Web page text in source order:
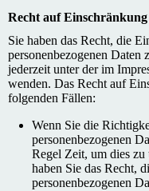
Recht auf
Sie haben das Recht, die
personenbezogenen Daten
jederzeit unter der im
wenden. Das Recht auf
folgenden Fällen:
Wenn Sie die
personenbezogenen
Regel Zeit, um dies
haben Sie das Recht,
personenbezogenen